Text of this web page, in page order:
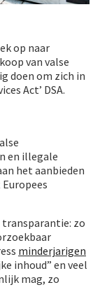
op naar
van valse
doen om zich in
Act’ DSA.
en illegale
het aanbieden
transparantie: zo
minderjarigen
inhoud” en veel
mag, zo